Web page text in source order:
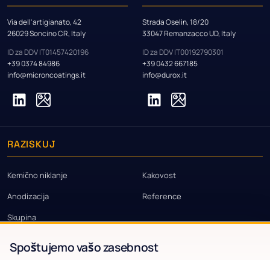
Via dell'artigianato, 42
26029 Soncino CR, Italy
ID za DDV IT01457420196
+39 0374 84986
info@microncoatings.it
Strada Oselin, 18/20
33047 Remanzacco UD, Italy
ID za DDV IT00192790301
+39 0432 667185
info@durox.it
RAZISKUJ
Kemično niklanje
Anodizacija
Skupina
Kakovost
Reference
Spoštujemo vašo zasebnost